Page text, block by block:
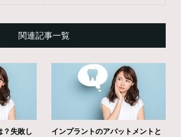
関連記事一覧
？失敗し
インプラントのアバットメントと